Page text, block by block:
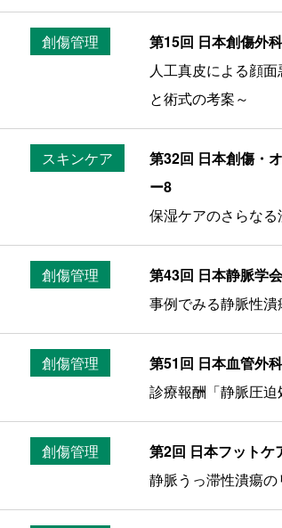
創傷管理
第15回 日本創傷外
人工真皮による顔
と術式の考案～
スキンケア
第32回 日本創傷・
ー8
保湿ケアのさらな
創傷管理
第43回 日本静脈学
事例でみる静脈性
創傷管理
第51回 日本血管外
診療報酬「静脈圧
創傷管理
第2回 日本フットケ
静脈うっ滞性潰瘍の